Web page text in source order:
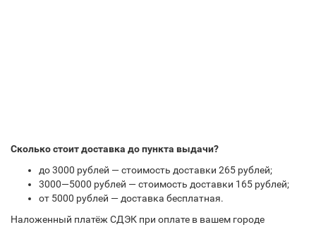
Сколько стоит доставка до пункта выдачи?
до 3000 рублей — стоимость доставки 265 рублей;
3000—5000 рублей — стоимость доставки 165 рублей;
от 5000 рублей — доставка бесплатная.
Наложенный платёж СДЭК при оплате в вашем городе